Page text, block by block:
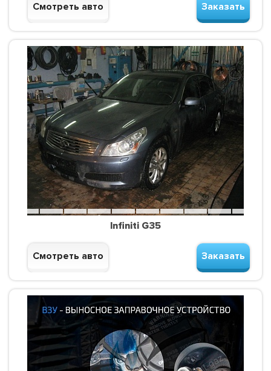
Смотреть авто Заказать
Infiniti G35
Смотреть авто Заказать